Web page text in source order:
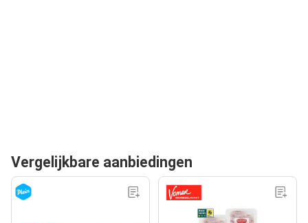
Vergelijkbare aanbiedingen